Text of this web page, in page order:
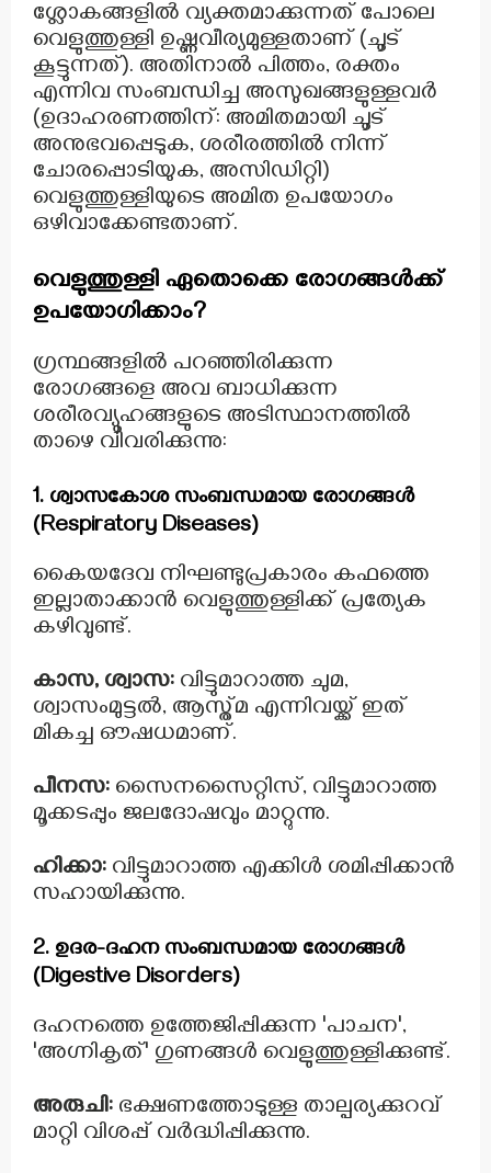
ശ്ലോകങ്ങളിൽ വ്യക്തമാക്കുന്നത് പോലെ
വെളുത്തുള്ളി ഉഷ്ണവീര്യമുള്ളതാണ് (ചൂട്
കൂട്ടുന്നത്). അതിനാൽ പിത്തം, രക്തം
എന്നിവ സംബന്ധിച്ച അസുഖങ്ങളുള്ളവർ
(ഉദാഹരണത്തിന്: അമിതമായി ചൂട്
അനുഭവപ്പെടുക, ശരീരത്തിൽ നിന്ന്
ചോരപ്പൊടിയുക, അസിഡിറ്റി)
വെളുത്തുള്ളിയുടെ അമിത ഉപയോഗം
ഒഴിവാക്കേണ്ടതാണ്.
വെളുത്തുള്ളി ഏതൊക്കെ രോഗങ്ങൾക്ക്
ഉപയോഗിക്കാം?
ഗ്രന്ഥങ്ങളിൽ പറഞ്ഞിരിക്കുന്ന
രോഗങ്ങളെ അവ ബാധിക്കുന്ന
ശരീരവ്യൂഹങ്ങളുടെ അടിസ്ഥാനത്തിൽ
താഴെ വിവരിക്കുന്നു:
1. ശ്വാസകോശ സംബന്ധമായ രോഗങ്ങൾ
(Respiratory Diseases)
കൈയദേവ നിഘണ്ടുപ്രകാരം കഫത്തെ
ഇല്ലാതാക്കാൻ വെളുത്തുള്ളിക്ക് പ്രത്യേക
കഴിവുണ്ട്.
കാസ, ശ്വാസ: വിട്ടുമാറാത്ത ചുമ,
ശ്വാസംമുട്ടൽ, ആസ്ത്മ എന്നിവയ്ക്ക് ഇത്
മികച്ച ഔഷധമാണ്.
പീനസ: സൈനസൈറ്റിസ്, വിട്ടുമാറാത്ത
മൂക്കടപ്പും ജലദോഷവും മാറ്റുന്നു.
ഹിക്കാ: വിട്ടുമാറാത്ത എക്കിൾ ശമിപ്പിക്കാൻ
സഹായിക്കുന്നു.
2. ഉദര-ദഹന സംബന്ധമായ രോഗങ്ങൾ
(Digestive Disorders)
ദഹനത്തെ ഉത്തേജിപ്പിക്കുന്ന 'പാചന',
'അഗ്നികൃത്' ഗുണങ്ങൾ വെളുത്തുള്ളിക്കുണ്ട്.
അരുചി: ഭക്ഷണത്തോടുള്ള താല്പര്യക്കുറവ്
മാറ്റി വിശപ്പ് വർദ്ധിപ്പിക്കുന്നു.